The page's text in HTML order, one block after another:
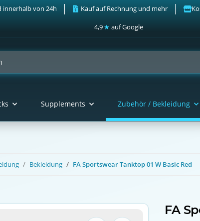
innerhalb von 24h Kauf auf Rechnung und mehr
4,9★ auf Google
Supplements Zubehör / Bekleidung
Bekleidung FA Sportswear Tanktop 01 W Basic Red
FA